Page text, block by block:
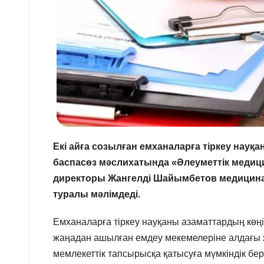
Екі айға созылған емханаларға тіркеу
баспасөз мәслихатында «Әлеуметтік
директоры Жангелді Шайымбетов
туралы мәлімдеді.
Емханаларға тіркеу науқаны азаматтардың
жаңадан ашылған емдеу мекемелеріне
мемлекеттік тапсырысқа қатысуға мүмкіндік